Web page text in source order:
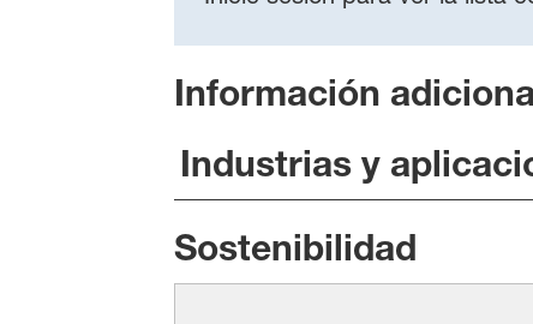
Información
Industrias y
Sostenibilidad